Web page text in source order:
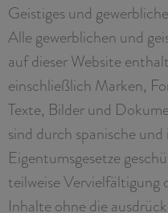
Geistiges und
Alle gewerblichen und
auf dieser Website
einschließlich Marken,
Texte, Bilder und
sind durch spanische
Eigentumsgesetze
teilweise Vervielfältigung
Inhalte ohne die